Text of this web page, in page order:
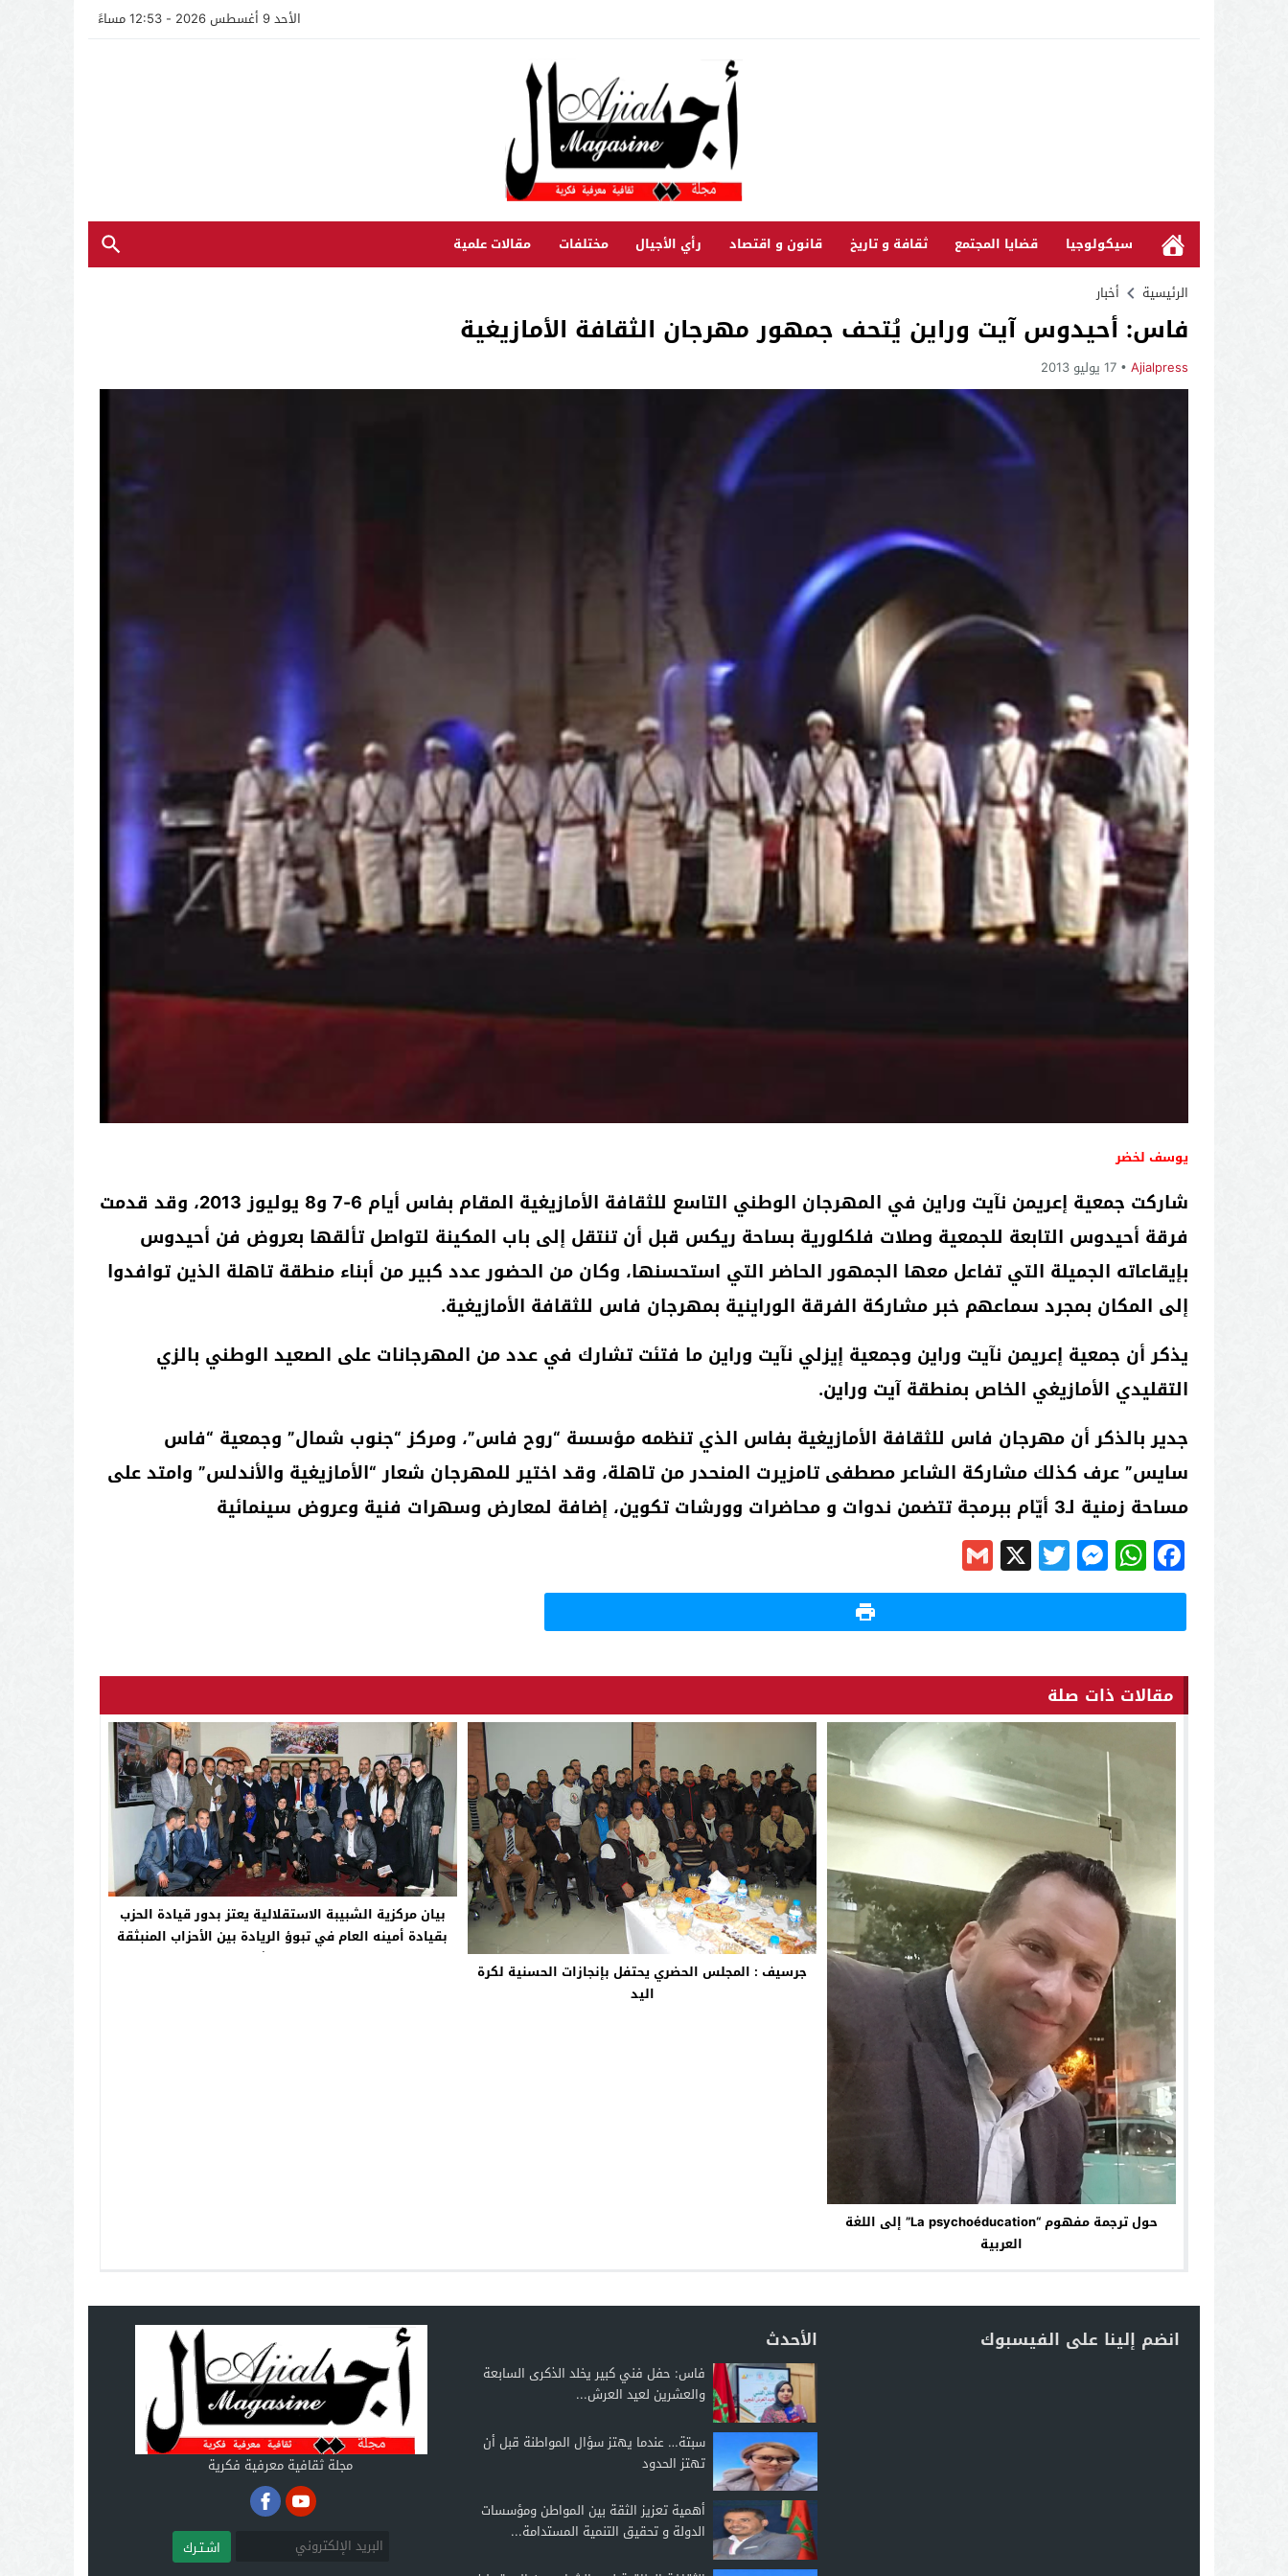
الأحد 9 أغسطس 2026 - 12:53 مساءً
سيكولوجيا قضايا المجتمع ثقافة و تاريخ قانون و اقتصاد رأي الأجيال مختلفات مقالات علمية
الرئيسية أخبار
فاس: أحيدوس آيت وراين يُتحف جمهور مهرجان الثقافة الأمازيغية
Ajialpress 17 يوليو 2013
يوسف لخضر
شاركت جمعية إعريمن نآيت وراين في المهرجان الوطني التاسع للثقافة الأمازيغية المقام بفاس أيام 6-7 و8 يوليوز 2013، وقد قدمت
فرقة أحيدوس التابعة للجمعية وصلات فلكلورية بساحة ريكس قبل أن تنتقل إلى باب المكينة لتواصل تألقها بعروض فن أحيدوس
بإيقاعاته الجميلة التي تفاعل معها الجمهور الحاضر التي استحسنها، وكان من الحضور عدد كبير من أبناء منطقة تاهلة الذين توافدوا
إلى المكان بمجرد سماعهم خبر مشاركة الفرقة الوراينية بمهرجان فاس للثقافة الأمازيغية.
يذكر أن جمعية إعريمن نآيت وراين وجمعية إيزلي نآيت وراين ما فتئت تشارك في عدد من المهرجانات على الصعيد الوطني بالزي
التقليدي الأمازيغي الخاص بمنطقة آيت وراين.
جدير بالذكر أن مهرجان فاس للثقافة الأمازيغية بفاس الذي تنظمه مؤسسة “روح فاس”، ومركز “جنوب شمال” وجمعية “فاس
سايس” عرف كذلك مشاركة الشاعر مصطفى تامزيرت المنحدر من تاهلة، وقد اختير للمهرجان شعار “الأمازيغية والأندلس” وامتد على
مساحة زمنية لـ3 أيّام ببرمجة تتضمن ندوات و محاضرات وورشات تكوين، إضافة لمعارض وسهرات فنية وعروض سينمائية
Facebook
WhatsApp
Messenger
Twitter
X
Gmail
مقالات ذات صلة
حول ترجمة مفهوم “La psychoéducation” إلى اللغة
العربية
جرسيف : المجلس الحضري يحتفل بإنجازات الحسنية لكرة
اليد
بيان مركزية الشبيبة الاستقلالية يعتز بدور قيادة الحزب
بقيادة أمينه العام في تبوؤ الريادة بين الأحزاب المنبثقة
من رحم الشعب
انضم إلينا على الفيسبوك الأحدث
فاس: حفل فني كبير يخلد الذكرى السابعة
والعشرين لعيد العرش...
سبتة… عندما يهتز سؤال المواطنة قبل أن
تهتز الحدود
أهمية تعزيز الثقة بين المواطن ومؤسسات
الدولة و تحقيق التنمية المستدامة...
مجلة ثقافية معرفية فكرية
اشـتـرك